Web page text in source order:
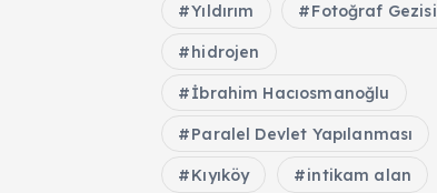
Yıldırım Fotoğraf Gezisi
hidrojen
İbrahim Hacıosmanoğlu
Paralel Devlet Yapılanması
Kıyıköy intikam alan